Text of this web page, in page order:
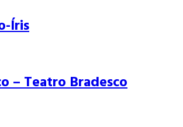
Íris
– Teatro Bradesco